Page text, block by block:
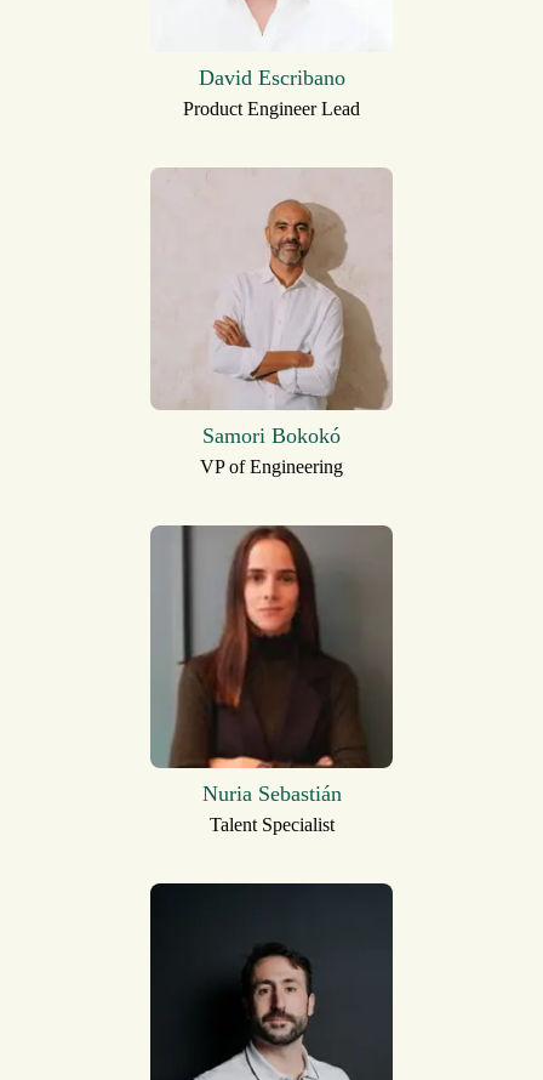
David Escribano
Product Engineer Lead
Samori Bokokó
VP of Engineering
Nuria Sebastián
Talent Specialist